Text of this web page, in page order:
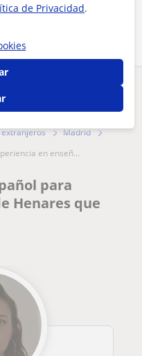
Madrid
en enseñ...
para
Henares que
de Privacidad.